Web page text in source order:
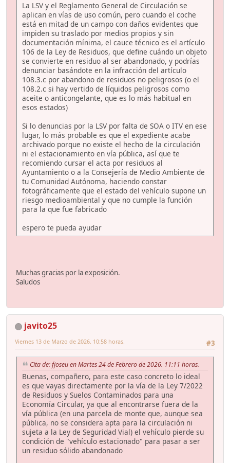
La LSV y el Reglamento General de Circulación se
aplican en vías de uso común, pero cuando el coche
está en mitad de un campo con daños evidentes que
impiden su traslado por medios propios y sin
documentación mínima, el cauce técnico es el artículo
106 de la Ley de Residuos, que define cuándo un objeto
se convierte en residuo al ser abandonado, y podrías
denunciar basándote en la infracción del artículo
108.3.c por abandono de residuos no peligrosos (o el
108.2.c si hay vertido de líquidos peligrosos como
aceite o anticongelante, que es lo más habitual en
esos estados)
Si lo denuncias por la LSV por falta de SOA o ITV en ese
lugar, lo más probable es que el expediente acabe
archivado porque no existe el hecho de la circulación
ni el estacionamiento en vía pública, así que te
recomiendo cursar el acta por residuos al
Ayuntamiento o a la Consejería de Medio Ambiente de
tu Comunidad Autónoma, haciendo constar
fotográficamente que el estado del vehículo supone un
riesgo medioambiental y que no cumple la función
para la que fue fabricado
espero te pueda ayudar
Muchas gracias por la exposición.
Saludos
javito25
#3
Viernes 13 de Marzo de 2026. 10:58 horas.
Cita de: fjoseu en Martes 24 de Febrero de 2026. 11:11 horas.
Buenas, compañero, para este caso concreto lo ideal
es que vayas directamente por la vía de la Ley 7/2022
de Residuos y Suelos Contaminados para una
Economía Circular, ya que al encontrarse fuera de la
vía pública (en una parcela de monte que, aunque sea
pública, no se considera apta para la circulación ni
sujeta a la Ley de Seguridad Vial) el vehículo pierde su
condición de "vehículo estacionado" para pasar a ser
un residuo sólido abandonado